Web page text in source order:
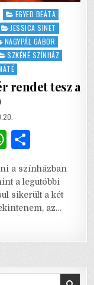
EGYED BEÁTA
JESSICA SINET
NAGYPÁL GÁBOR
SZKÉNÉ SZÍNHÁZ
rendet tesz a
W
at
s
A
ar
e
a színházban
a legutóbbi
sikerült a két
az…